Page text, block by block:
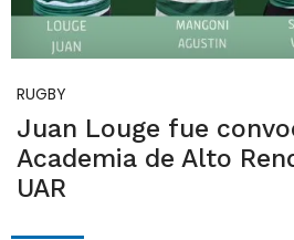
RUGBY
Juan Louge fue
Academia de Alto
UAR